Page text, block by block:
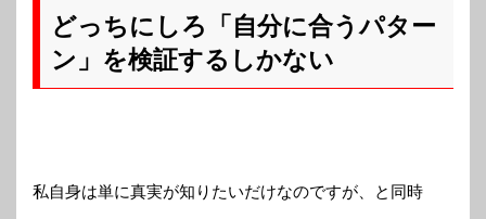
どっちにしろ「自分に合うパター
ン」を検証するしかない
私自身は単に真実が知りたいだけなのですが、と同時